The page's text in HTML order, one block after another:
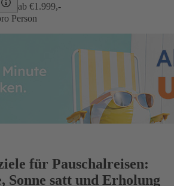
ab €1.999,-
Person
für Pauschalreisen:
Sonne satt und Erholung